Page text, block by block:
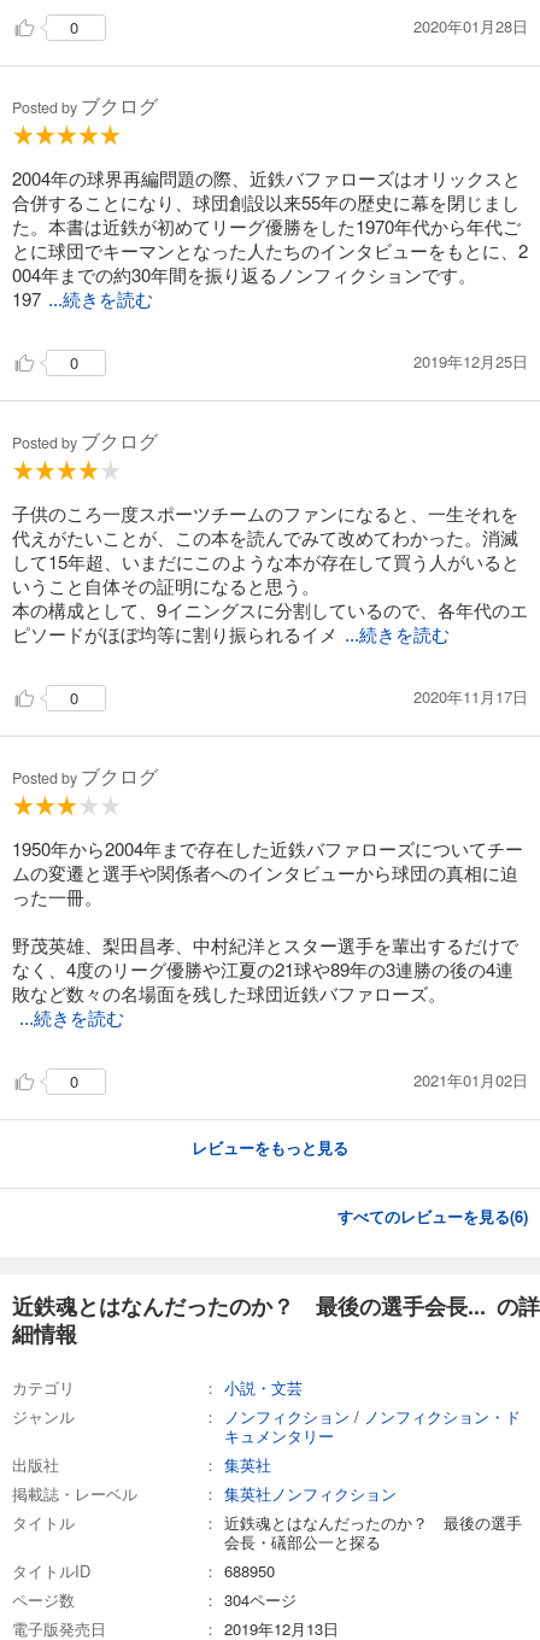
0 2020年01月28日
Posted by ブクログ
2004年の球界再編問題の際、近鉄バファローズはオリックスと
合併することになり、球団創設以来55年の歴史に幕を閉じまし
た。本書は近鉄が初めてリーグ優勝をした1970年代から年代ご
とに球団でキーマンとなった人たちのインタビューをもとに、2
004年までの約30年間を振り返るノンフィクションです。
197 ...続きを読む
0 2019年12月25日
Posted by ブクログ
子供のころ一度スポーツチームのファンになると、一生それを
代えがたいことが、この本を読んでみて改めてわかった。消滅
して15年超、いまだにこのような本が存在して買う人がいると
いうこと自体その証明になると思う。
本の構成として、9イニングスに分割しているので、各年代のエ
ピソードがほぼ均等に割り振られるイメ
...続きを読む
0 2020年11月17日
Posted by ブクログ
1950年から2004年まで存在した近鉄バファローズについてチー
ムの変遷と選手や関係者へのインタビューから球団の真相に迫
った一冊。
野茂英雄、梨田昌孝、中村紀洋とスター選手を輩出するだけで
なく、4度のリーグ優勝や江夏の21球や89年の3連勝の後の4連
敗など数々の名場面を残した球団近鉄バファローズ。
...続きを読む
0 2021年01月02日
レビューをもっと見る
すべてのレビューを見る(6)
近鉄魂とはなんだったのか？ 最後の選手会長... の詳
細情報
カテゴリ
小説・文芸
ジャンル
ノンフィクション / ノンフィクション・ド
キュメンタリー
出版社
集英社
掲載誌・レーベル
集英社ノンフィクション
タイトル
近鉄魂とはなんだったのか？ 最後の選手
会長・礒部公一と探る
タイトルID
688950
ページ数
304ページ
電子版発売日
2019年12月13日